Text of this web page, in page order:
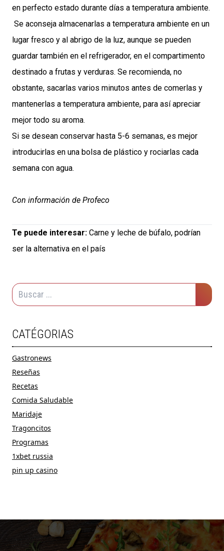
en perfecto estado durante días a temperatura ambiente.
Se aconseja almacenarlas a temperatura ambiente en un
lugar fresco y al abrigo de la luz, aunque se pueden
guardar también en el refrigerador, en el compartimento
destinado a frutas y verduras. Se recomienda, no
obstante, sacarlas varios minutos antes de comerlas y
mantenerlas a temperatura ambiente, para así apreciar
mejor todo su aroma.
Si se desean conservar hasta 5-6 semanas, es mejor
introducirlas en una bolsa de plástico y rociarlas cada
semana con agua.
Con información de Profeco
Te puede interesar: Carne y leche de búfalo, podrían
ser la alternativa en el país
CATÉGORIAS
Gastronews
Reseñas
Recetas
Comida Saludable
Maridaje
Tragoncitos
Programas
1xbet russia
pin up casino